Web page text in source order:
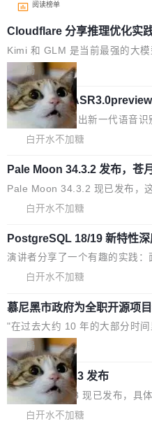
阅读榜单
Cloudflare 分享推理优化实
che 量化 + 权重压缩，吞吐
1%，成本降 30%
Kimi 和 GLM 是当前最强的大模
它们有一个共同的问题：太吃显
的 Kimi K 系列和智谱的 GLM 都
oE 架构的大模型，好用到让人
存永远不够用。 Cloudflare 的
一直在跑这些模型的推理。他们
PU 上跑得更省、更快的技术
量化、模型权重压缩、以及共享
存 KV cache 是推理时最吃显...
局
腾讯混元 Hy
腾讯混元正式推出新一代语音识
3.0preview。基于最新一代大语
度语义理解能力，实现了语音识
级。 根据介绍，Hy
让语音识别不再只是听清，而是
到你。从“逐字转写、单点优化”
境、兼容场景、一键直出”。 Hy
w 不要求标准普通话，方言识别
源评测集中，Hy ASR 3.0
WER（...
白开水不加糖
Pale Moon 34.3.2 发布，苍
Pale Moon 34.3.2 现已发布，
新和少量网页兼容性修复版本。
函数添加了多项边界检查，以避
问、下溢和溢出。（DiD） 修复
容提供的字体时出现的几个问题
对音频采样频率设定了下限 采样
（通常被认为是 "telephone"/
质的最低采样率）的音频格式将
SS 圆角虚线样式中可能存在的
的图像元素不在同一个子树中，
联 加...
白开水不加糖
PostgreSQL 18/19 新特性
演讲者分享了一个有趣的实践：
发布的 Release Notes，他利用
让模型总结出三十余条潜在特性
成详细解释和代码校验，最终筛
最强的若干项。对于尚未正式发
通过拉取过去一年内（从 PG 18
至今）的所有 commit，同样交
经过人工复核，准确度令人满意
社区爱好者提供了高效跟踪新版
白开水不加糖
慕尼黑市政府为全职开源项
供资助
"在过去大约 10 年的大部分时
维护工作一直与我的日常工作、
和休闲娱乐竞争时间。" 这是
ebastian Pipping 写在博客里的
他宣布了一个新消息：从 2026
他可以全职维护 libexpat 了，最
局
Firefox 153.0.3 发布
Firefox 153.0.3 现已发布，具
下： New Smart Window 包含
白开水不加糖